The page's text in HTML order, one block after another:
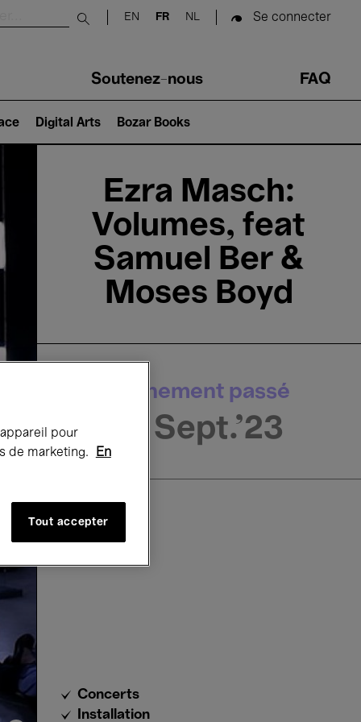
Submit search
EN FR NL Se connecter
Soutenez-nous FAQ
Digital Arts Bozar Books
Ezra Masch:
Volumes, feat
Samuel Ber &
Moses Boyd
Événement passé
15 Sept.'23
Concerts
Installation
pour
de marketing.
En
Tout accepter